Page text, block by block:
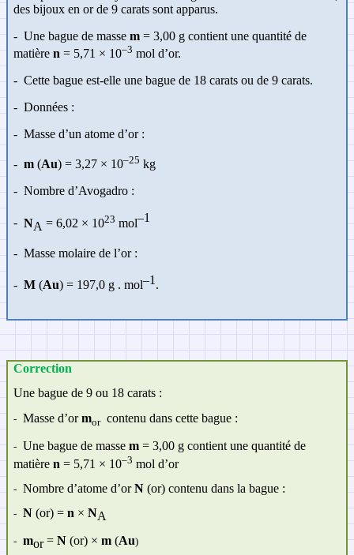
des bijoux en or de 9 carats sont apparus.
- Une bague de massem = 3,00 g contient une quantité de
matièren = 5,71 × 10–3 mol d’or.
- Cette bague est-elle une bague de 18 carats ou de 9 carats.
- Données :
- Masse d’un atome d’or :
- m (Au) = 3,27 × 10–25 kg
- Nombre d’Avogadro :
- NA = 6,02 × 1023 mol–1
- Masse molaire de l’or :
- M (Au) = 197,0 g . mol–1 .
Correction
Une bague de 9 ou 18 carats :
- Masse d’ormorcontenu dans cette bague :
- Une bague de massem = 3,00 g contient une quantité de
matièren = 5,71 × 10–3 mol d’or
- Nombre d’atome d’orN (or) contenu dans la bague :
- N (or) =n ×NA
- mor=N (or) ×m (Au)